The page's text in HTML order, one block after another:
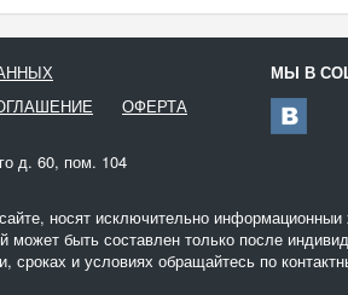
ОФЕРТА
д. 60, пом. 104
МЫ В
носят исключительно информационныи
быть составлен только после
и условиях обращайтесь по